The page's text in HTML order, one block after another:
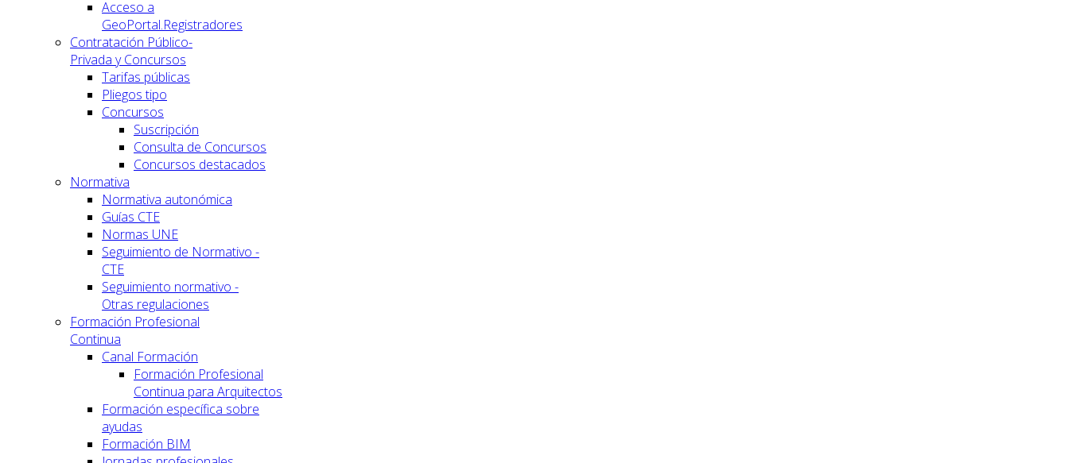
Acceso a
GeoPortal.Registradores
Contratación Público-
Privada y Concursos
Tarifas públicas
Pliegos tipo
Concursos
Suscripción
Consulta de Concursos
Concursos destacados
Normativa
Normativa autonómica
Guías CTE
Normas UNE
Seguimiento de Normativo -
CTE
Seguimiento normativo -
Otras regulaciones
Formación Profesional
Continua
Canal Formación
Formación Profesional
Continua para Arquitectos
Formación específica sobre
ayudas
Formación BIM